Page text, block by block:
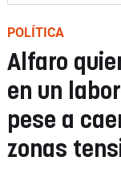
POLÍTICA
Alfaro
en un
pese a
zonas